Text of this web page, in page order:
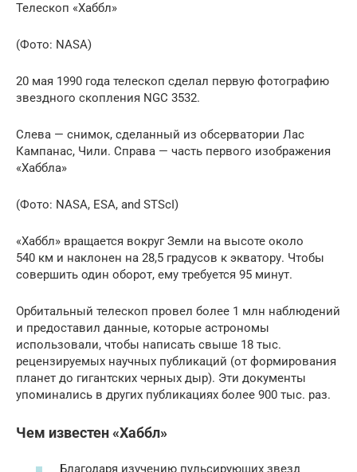
Телескоп «Хаббл»
(Фото: NASA)
20 мая 1990 года телескоп сделал первую фотографию
звездного скопления NGC 3532.
Слева — снимок, сделанный из обсерватории Лас
Кампанас, Чили. Справа — часть первого изображения
«Хаббла»
(Фото: NASA, ESA, and STScI)
«Хаббл» вращается вокруг Земли на высоте около
540 км и наклонен на 28,5 градусов к экватору. Чтобы
совершить один оборот, ему требуется 95 минут.
Орбитальный телескоп провел более 1 млн наблюдений
и предоставил данные, которые астрономы
использовали, чтобы написать свыше 18 тыс.
рецензируемых научных публикаций (от формирования
планет до гигантских черных дыр). Эти документы
упоминались в других публикациях более 900 тыс. раз.
Чем известен «Хаббл»
Благодаря изучению пульсирующих звезд